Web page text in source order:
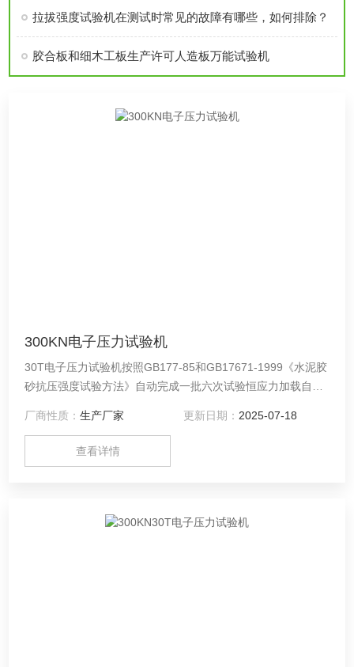
拉拔强度试验机在测试时常见的故障有哪些，如何排除？
胶合板和细木工板生产许可人造板万能试验机
300KN电子压力试验机
30T电子压力试验机按照GB177-85和GB17671-1999《水泥胶
砂抗压强度试验方法》自动完成一批六次试验恒应力加载自动
能*、可靠性高、操作方便等特点。主要用于水泥胶砂、混泥土
试块抗压强度试验，亦可用于橡胶垫、瓦砖、金属制品
厂商性质：生产厂家 更新日期： 2025-07-18
查看详情